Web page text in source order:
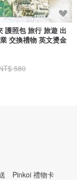
護照包 旅行 旅遊 出
交換禮物 英文燙金
580
Pinkoi 禮物卡